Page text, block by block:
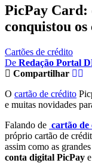
PicPay Card:
conquistou os
Cartões de crédito
De Redação Portal
Compartilhar
O cartão de crédito
e muitas novidades
Falando de cartão de
próprio cartão de
assim como as
conta digital PicPay